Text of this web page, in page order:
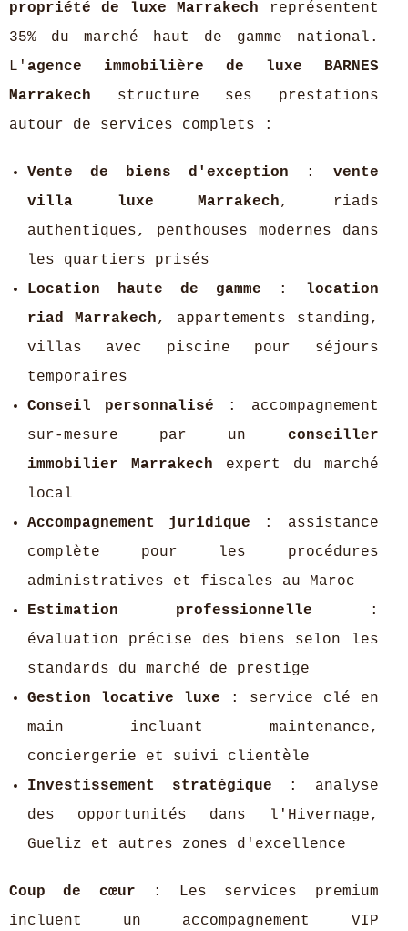
propriété de luxe Marrakech représentent
35% du marché haut de gamme national.
L' agence immobilière de luxe BARNES
Marrakech structure ses prestations
autour de services complets :
Vente de biens d'exception : vente
villa luxe Marrakech, riads
authentiques, penthouses modernes dans
les quartiers prisés
Location haute de gamme : location
riad Marrakech, appartements standing,
villas avec piscine pour séjours
temporaires
Conseil personnalisé : accompagnement
sur-mesure par un conseiller
immobilier Marrakech expert du marché
local
Accompagnement juridique : assistance
complète pour les procédures
administratives et fiscales au Maroc
Estimation professionnelle :
évaluation précise des biens selon les
standards du marché de prestige
Gestion locative luxe : service clé en
main incluant maintenance,
conciergerie et suivi clientèle
Investissement stratégique : analyse
des opportunités dans l'Hivernage,
Gueliz et autres zones d'excellence
Coup de cœur : Les services premium
incluent un accompagnement VIP